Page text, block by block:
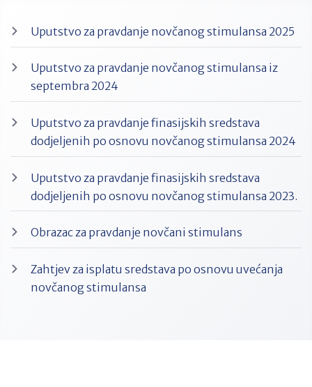
Uputstvo za pravdanje novčanog stimulansa 2025
Uputstvo za pravdanje novčanog stimulansa iz
septembra 2024
Uputstvo za pravdanje finasijskih sredstava
dodjeljenih po osnovu novčanog stimulansa 2024
Uputstvo za pravdanje finasijskih sredstava
dodjeljenih po osnovu novčanog stimulansa 2023.
Obrazac za pravdanje novčani stimulans
Zahtjev za isplatu sredstava po osnovu uvećanja
novčanog stimulansa